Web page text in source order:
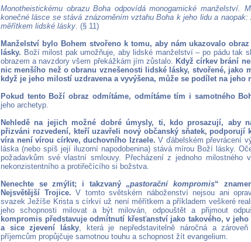
Monotheistickému obrazu Boha odpovídá monogamické manželství.
konečné lásce se stává znázorněním vztahu Boha k jeho lidu a
měřítkem lidské lásky. (§ 11)
Manželství bylo Bohem stvořeno k tomu, aby nám ukazovalo
lásky. Boží milost pak umožňuje, aby lidské manželství – po pádu tak
obrazem a navzdory všem překážkám jím zůstalo. Když církev brání
nic menšího než o obranu vznešenosti lidské lásky, stvořené, jako
když je jeho milostí uzdravena a vyvýšena, může se podílet na jeho
Pokud tento Boží obraz odmítáme, odmítáme tím i samotného
jeho archetyp.
Nehledě na jejich možné dobré úmysly, ti, kdo prosazují, aby
přizváni rozvedení, kteří uzavřeli nový občanský sňatek, podporují
víra není vírou církve, duchovního Izraele. V ďábelském převrácení
láska (nebo spíš její iluzorní napodobenina) stává mírou Boží lásky.
požadavkům své vlastní smlouvy. Přecházení z jednoho milostného
nekonzistentního a protiřečícího si božstva.
Nenechte se zmýlit; i takzvaný „pastorační kompromis“
Nejsvětější Trojice. V tomto světském náboženství nejsou ani
svazek Ježíše Krista s církví už není měřítkem a příkladem veškeré
jeho schopnosti milovat a být milován, odpouštět a přijmout
kompromis představuje odmítnutí křesťanství jako takového, v
a sice zjevení lásky, která je nepředstavitelně náročná a
příjemcům propůjčuje samotnou touhu a schopnost žít evangelium.